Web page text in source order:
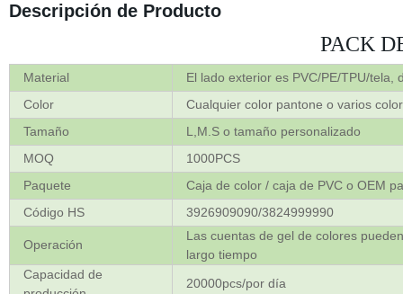
Descripción de Producto
PACK
Material
El lado exterior es PVC/PE/TPU/
Color
Cualquier color pantone o varios
Tamaño
L,M.S o tamaño personalizado
MOQ
1000PCS
Paquete
Caja de color / caja de PVC o OEM
Código HS
3926909090/3824999990
Operación
Las cuentas de gel de colores
largo tiempo
Capacidad de
20000pcs/por día